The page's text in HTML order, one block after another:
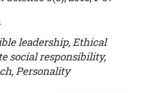
leadership, Ethical
social responsibility,
Personality